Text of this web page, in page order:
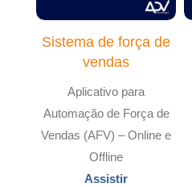
Sistema de força de
vendas
Aplicativo para
Automação de Força de
Vendas (AFV) – Online e
Offline
Assistir